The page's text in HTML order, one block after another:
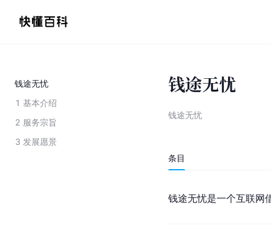
钱途无忧
1 基本介绍
2 服务宗旨
3 发展愿景
钱途无忧
钱途无忧
条目
钱途无忧是一个互联网